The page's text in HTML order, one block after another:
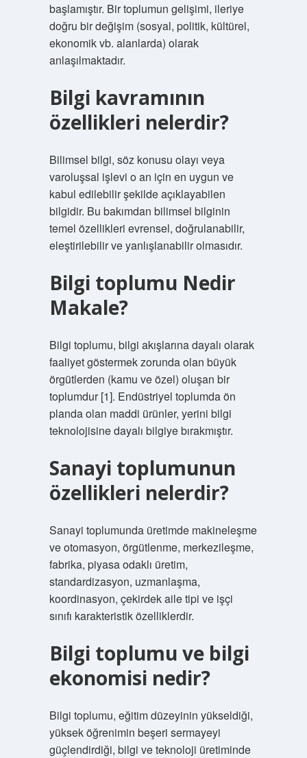
başlamıştır. Bir toplumun gelişimi, ileriye
doğru bir değişim (sosyal, politik, kültürel,
ekonomik vb. alanlarda) olarak
anlaşılmaktadır.
Bilgi kavramının
özellikleri nelerdir?
Bilimsel bilgi, söz konusu olayı veya
varoluşsal işlevi o an için en uygun ve
kabul edilebilir şekilde açıklayabilen
bilgidir. Bu bakımdan bilimsel bilginin
temel özellikleri evrensel, doğrulanabilir,
eleştirilebilir ve yanlışlanabilir olmasıdır.
Bilgi toplumu Nedir
Makale?
Bilgi toplumu, bilgi akışlarına dayalı olarak
faaliyet göstermek zorunda olan büyük
örgütlerden (kamu ve özel) oluşan bir
toplumdur [1]. Endüstriyel toplumda ön
planda olan maddi ürünler, yerini bilgi
teknolojisine dayalı bilgiye bırakmıştır.
Sanayi toplumunun
özellikleri nelerdir?
Sanayi toplumunda üretimde makineleşme
ve otomasyon, örgütlenme, merkezileşme,
fabrika, piyasa odaklı üretim,
standardizasyon, uzmanlaşma,
koordinasyon, çekirdek aile tipi ve işçi
sınıfı karakteristik özelliklerdir.
Bilgi toplumu ve bilgi
ekonomisi nedir?
Bilgi toplumu, eğitim düzeyinin yükseldiği,
yüksek öğrenimin beşeri sermayeyi
güçlendirdiği, bilgi ve teknoloji üretiminde